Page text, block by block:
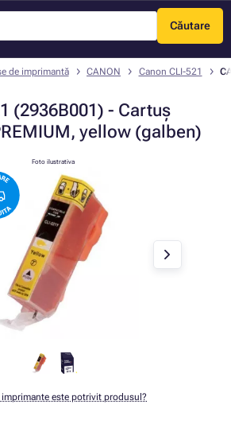
Căutare
Meniu
de imprimantă CANON Canon CLI-521
(2936B001) - Cartuș
yellow (galben)
Foto ilustrativa
imprimante este potrivit produsul?